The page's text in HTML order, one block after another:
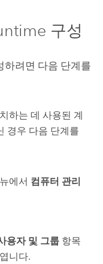
구성
하려면 다음 단계를
하는 데 사용된 계
경우 다음 단계를
에서 컴퓨터 관리
용자 및 그룹 항목
니다.